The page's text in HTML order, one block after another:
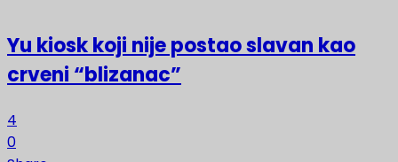
Yu kiosk koji nije postao slavan kao
crveni “blizanac”
4
0